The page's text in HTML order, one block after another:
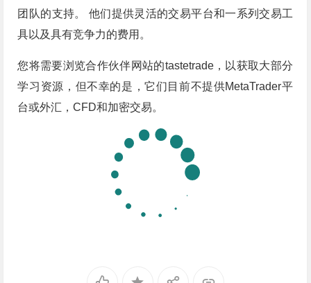
团队的支持。 他们提供灵活的交易平台和一系列交易工
具以及具有竞争力的费用。
您将需要浏览合作伙伴网站的tastetrade，以获取大部分
学习资源，但不幸的是，它们目前不提供MetaTrader平
台或外汇，CFD和加密交易。